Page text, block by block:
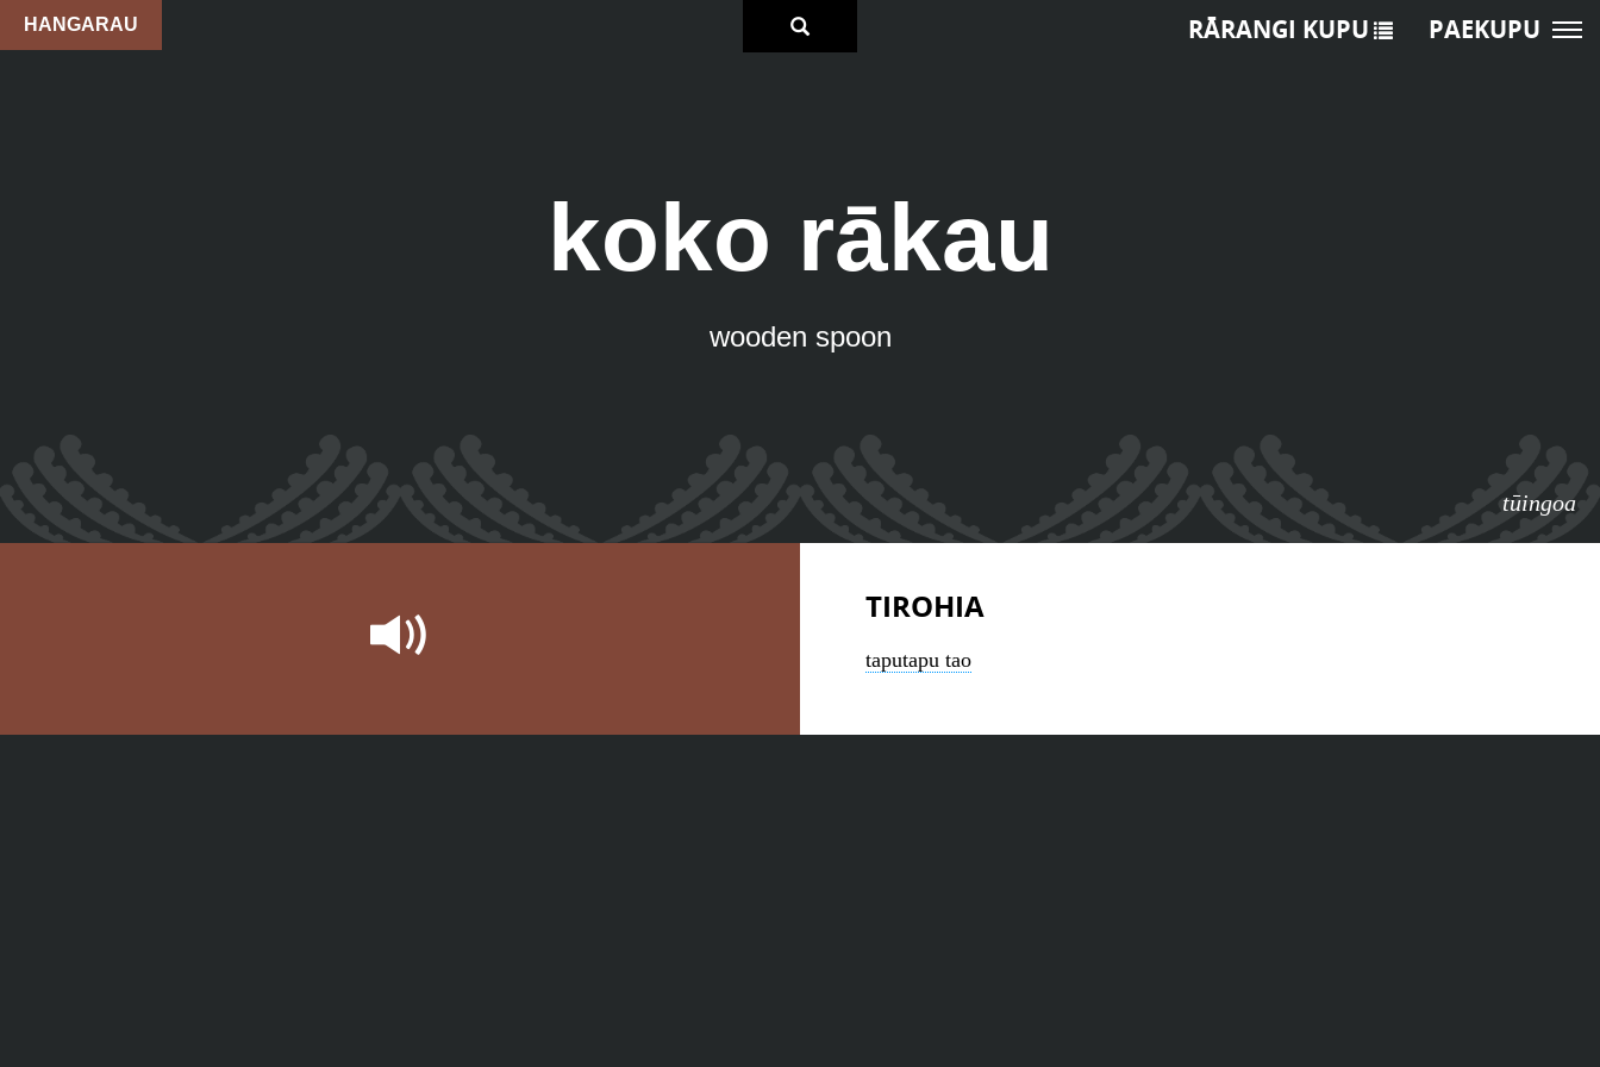
HANGARAU
koko rākau
wooden spoon
tūingoa
RĀRANGI KUPU PAEKUPU
TIROHIA
taputapu tao